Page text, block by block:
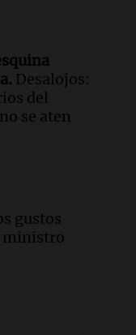
registrado
a una
la
y digital
Desalojos:
del
se aten
gustos
ministro